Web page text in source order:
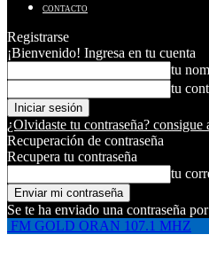
CONTACTO
Registrarse
¡Bienvenido! Ingresa en tu cuenta
tu
tu
¿Olvidaste tu contraseña? consigue
Recuperación de contraseña
Recupera tu contraseña
tu
Se te ha enviado una contraseña
FM GOLD ORAN 107.1 MHZ